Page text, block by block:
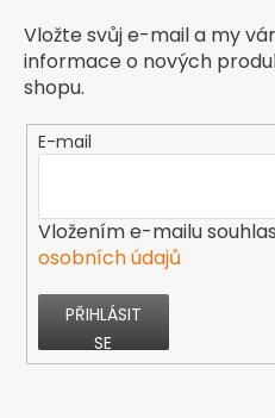
Vložte svůj e-mail a my
informace o nových
shopu.
E-mail
Vložením e-mailu
osobních údajů
PŘIHLÁSIT
SE